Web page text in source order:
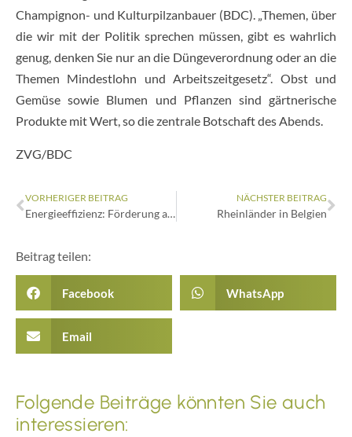
Champignon- und Kulturpilzanbauer (BDC). „Themen, über
die wir mit der Politik sprechen müssen, gibt es wahrlich
genug, denken Sie nur an die Düngeverordnung oder an die
Themen Mindestlohn und Arbeitszeitgesetz“. Obst und
Gemüse sowie Blumen und Pflanzen sind gärtnerische
Produkte mit Wert, so die zentrale Botschaft des Abends.
ZVG/BDC
VORHERIGER BEITRAG
Energieeffizienz: Förderung auch für Pilze
NÄCHSTER BEITRAG
Rheinländer in Belgien
Beitrag teilen:
Facebook WhatsApp
Email
Folgende Beiträge könnten Sie auch
interessieren: